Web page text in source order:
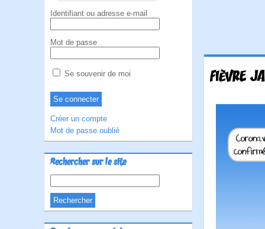
Identifiant ou adresse e-mail
Mot de passe
Se souvenir de moi
Créer un compte
Mot de passe oublié
Rechercher sur le site
FIÈVRE